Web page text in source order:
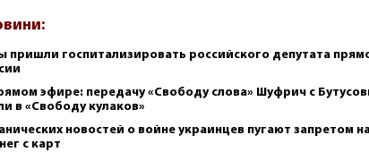
пришли госпитализировать российского депутата
эфире: передачу «Свободу слова» Шуфрич с
в «Свободу кулаков»
новостей о войне украинцев пугают запретом
с карт